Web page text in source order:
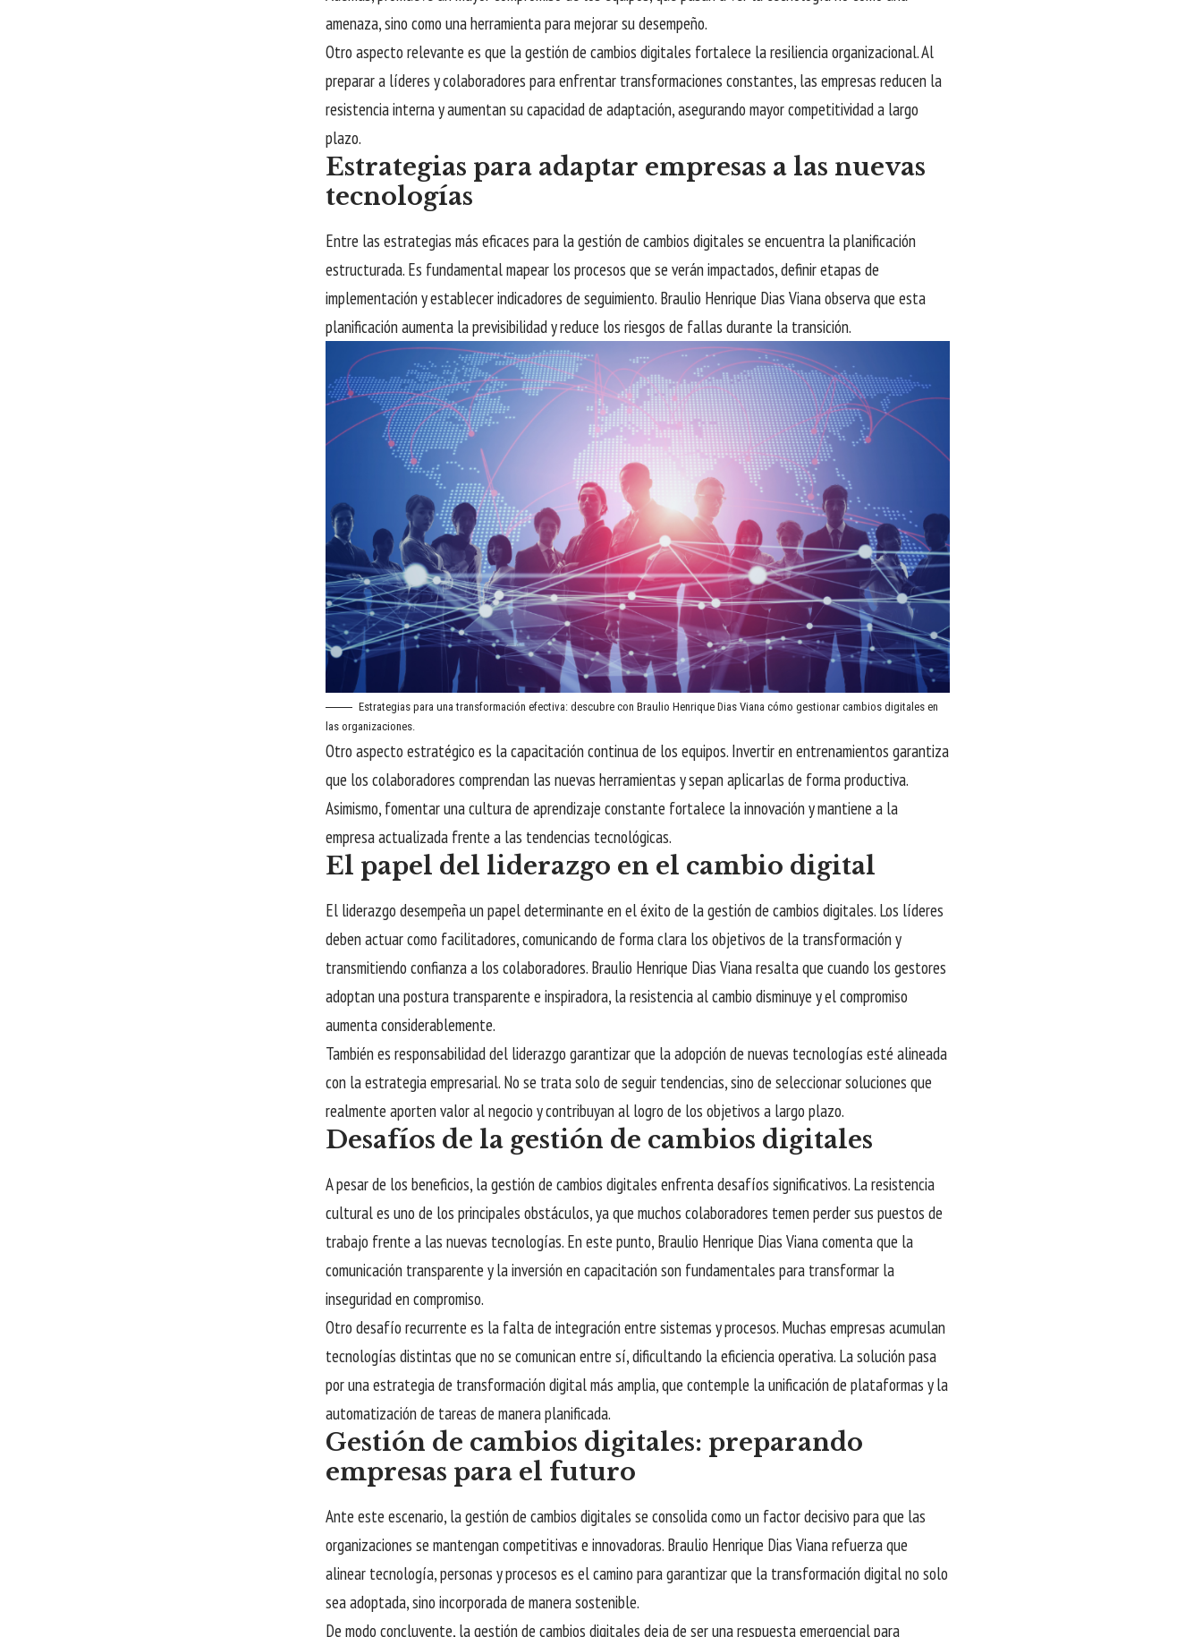
amenaza, sino como una herramienta para mejorar su desempeño.
Otro aspecto relevante es que la gestión de cambios digitales fortalece la resiliencia organizacional. Al
preparar a líderes y colaboradores para enfrentar transformaciones constantes, las empresas reducen la
resistencia interna y aumentan su capacidad de adaptación, asegurando mayor competitividad a largo
plazo.
Estrategias para adaptar empresas a las nuevas
tecnologías
Entre las estrategias más eficaces para la gestión de cambios digitales se encuentra la planificación
estructurada. Es fundamental mapear los procesos que se verán impactados, definir etapas de
implementación y establecer indicadores de seguimiento. Braulio Henrique Dias Viana observa que esta
planificación aumenta la previsibilidad y reduce los riesgos de fallas durante la transición.
Estrategias para una transformación efectiva: descubre con Braulio Henrique Dias Viana cómo gestionar cambios digitales en
las organizaciones.
Otro aspecto estratégico es la capacitación continua de los equipos. Invertir en entrenamientos garantiza
que los colaboradores comprendan las nuevas herramientas y sepan aplicarlas de forma productiva.
Asimismo, fomentar una cultura de aprendizaje constante fortalece la innovación y mantiene a la
empresa actualizada frente a las tendencias tecnológicas.
El papel del liderazgo en el cambio digital
El liderazgo desempeña un papel determinante en el éxito de la gestión de cambios digitales. Los líderes
deben actuar como facilitadores, comunicando de forma clara los objetivos de la transformación y
transmitiendo confianza a los colaboradores. Braulio Henrique Dias Viana resalta que cuando los gestores
adoptan una postura transparente e inspiradora, la resistencia al cambio disminuye y el compromiso
aumenta considerablemente.
También es responsabilidad del liderazgo garantizar que la adopción de nuevas tecnologías esté alineada
con la estrategia empresarial. No se trata solo de seguir tendencias, sino de seleccionar soluciones que
realmente aporten valor al negocio y contribuyan al logro de los objetivos a largo plazo.
Desafíos de la gestión de cambios digitales
A pesar de los beneficios, la gestión de cambios digitales enfrenta desafíos significativos. La resistencia
cultural es uno de los principales obstáculos, ya que muchos colaboradores temen perder sus puestos de
trabajo frente a las nuevas tecnologías. En este punto, Braulio Henrique Dias Viana comenta que la
comunicación transparente y la inversión en capacitación son fundamentales para transformar la
inseguridad en compromiso.
Otro desafío recurrente es la falta de integración entre sistemas y procesos. Muchas empresas acumulan
tecnologías distintas que no se comunican entre sí, dificultando la eficiencia operativa. La solución pasa
por una estrategia de transformación digital más amplia, que contemple la unificación de plataformas y la
automatización de tareas de manera planificada.
Gestión de cambios digitales: preparando
empresas para el futuro
Ante este escenario, la gestión de cambios digitales se consolida como un factor decisivo para que las
organizaciones se mantengan competitivas e innovadoras. Braulio Henrique Dias Viana refuerza que
alinear tecnología, personas y procesos es el camino para garantizar que la transformación digital no solo
sea adoptada, sino incorporada de manera sostenible.
De modo concluyente, la gestión de cambios digitales deja de ser una respuesta emergencial para